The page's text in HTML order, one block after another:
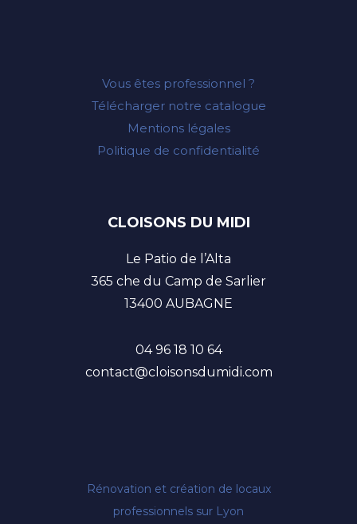
Vous êtes professionnel ?
Télécharger notre catalogue
Mentions légales
Politique de confidentialité
CLOISONS DU MIDI
Le Patio de l’Alta
365 che du Camp de Sarlier
13400 AUBAGNE
04 96 18 10 64
contact@cloisonsdumidi.com
Rénovation et création de locaux
professionnels sur Lyon